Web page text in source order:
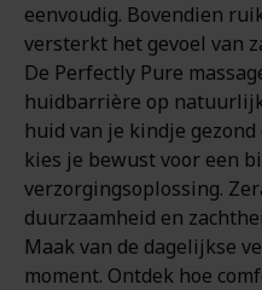
eenvoudig. Bovendien
versterkt het gevoel van
De Perfectly Pure
huidbarrière op
huid van je kindje
kies je bewust voor een
verzorgingsoplossing.
duurzaamheid en
Maak van de dagelijkse
moment. Ontdek hoe